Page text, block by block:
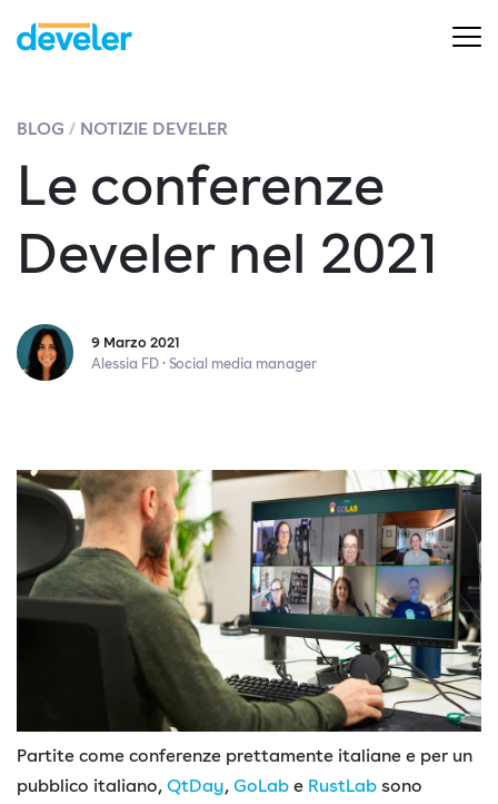
BLOG NOTIZIE DEVELER
Le conferenze
Develer nel 2021
9 Marzo 2021
Alessia FD · Social media manager
Partite come conferenze prettamente italiane e per un
pubblico italiano, QtDay, GoLab e RustLab sono